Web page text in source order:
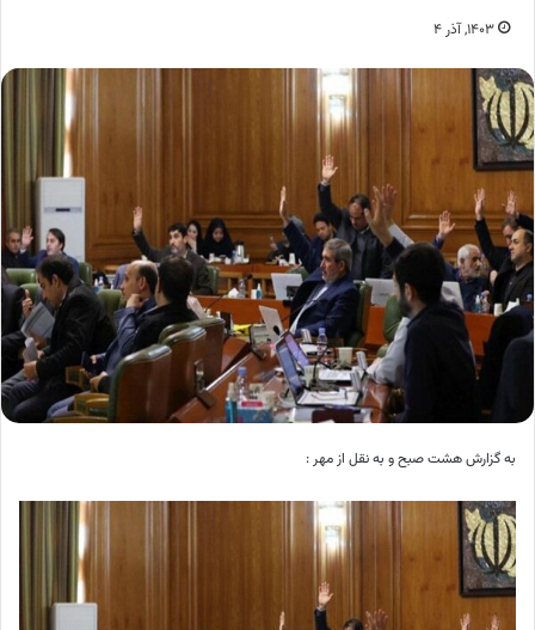
۱۴۰۳, آذر ۴
به گزارش هشت صبح و به نقل از مهر :